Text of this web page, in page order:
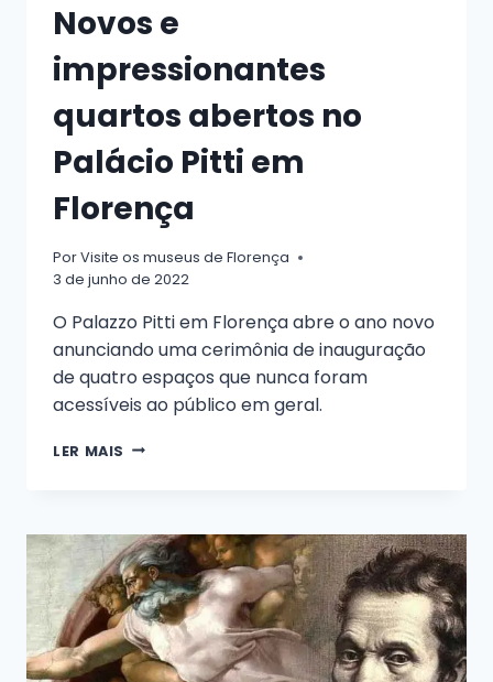
Novos e
impressionantes
quartos abertos no
Palácio Pitti em
Florença
PorVisite os museus de Florença
3 de junho de 2022
O Palazzo Pitti em Florença abre o ano novo
anunciando uma cerimônia de inauguração
de quatro espaços que nunca foram
acessíveis ao público em geral.
LER MAIS NOVOS
ABERTOS
NO
PALÁCIO
PITTI
EM
FLORENÇA